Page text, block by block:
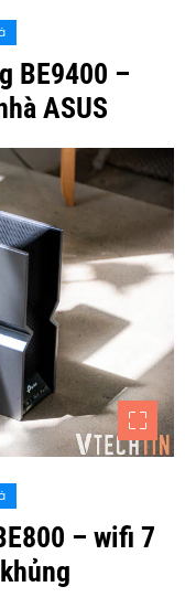
BE9400 –
ASUS
– wifi 7